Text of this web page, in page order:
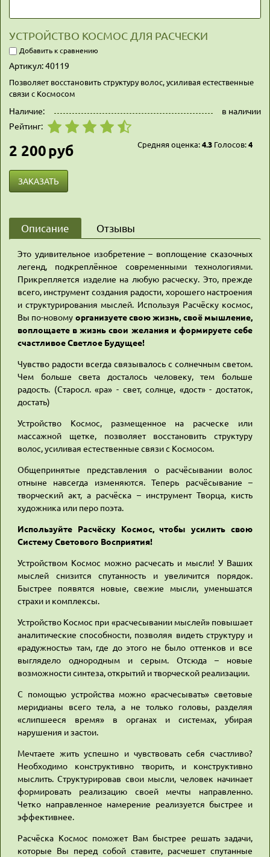
УСТРОЙСТВО КОСМОС ДЛЯ РАСЧЕСКИ
Добавить к сравнению
Артикул:40119
Позволяет восстановить структуру волос, усиливая естественные
связи с Космосом
Наличие:
в наличии
Рейтинг:
Средняя оценка:4.3 Голосов:4
2 200руб
ЗАКАЗАТЬ
Описание Отзывы
Это удивительное изобретение – воплощение сказочных
легенд, подкреплённое современными технологиями.
Прикрепляется изделие на любую расческу. Это, прежде
всего, инструмент создания радости, хорошего настроения
и структурирования мыслей. Используя Расчёску космос,
Вы по-новому организуете свою жизнь, своё мышление,
воплощаете в жизнь свои желания и формируете себе
счастливое Светлое Будущее!
Чувство радости всегда связывалось с солнечным светом.
Чем больше света досталось человеку, тем больше
радость. (Старосл. «ра» - свет, солнце, «дост» - достаток,
достать)
Устройство Космос, размещенное на расческе или
массажной щетке, позволяет восстановить структуру
волос, усиливая естественные связи с Космосом.
Общепринятые представления о расчёсывании волос
отныне навсегда изменяются. Теперь расчёсывание –
творческий акт, а расчёска – инструмент Творца, кисть
художника или перо поэта.
Используйте Расчёску Космос, чтобы усилить свою
Систему Светового Восприятия!
Устройством Космос можно расчесать и мысли! У Ваших
мыслей снизится спутанность и увеличится порядок.
Быстрее появятся новые, свежие мысли, уменьшатся
страхи и комплексы.
Устройство Космос при «расчесывании мыслей» повышает
аналитические способности, позволяя видеть структуру и
«радужность» там, где до этого не было оттенков и все
выглядело однородным и серым. Отсюда – новые
возможности синтеза, открытий и творческой реализации.
С помощью устройства можно «расчесывать» световые
меридианы всего тела, а не только головы, разделяя
«слипшееся время» в органах и системах, убирая
нарушения и застои.
Мечтаете жить успешно и чувствовать себя счастливо?
Необходимо конструктивно творить, и конструктивно
мыслить. Структурировав свои мысли, человек начинает
формировать реализацию своей мечты направленно.
Четко направленное намерение реализуется быстрее и
эффективнее.
Расчёска Космос поможет Вам быстрее решать задачи,
которые Вы перед собой ставите, расчешет спутанные